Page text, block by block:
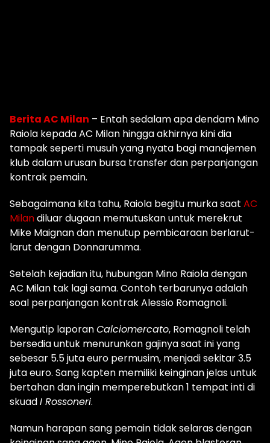
Berita AC Milan – Entah sedalam apa dendam Mino
Raiola kepada AC Milan hingga akhirnya kini dia
tampak seperti musuh yang nyata bagi manajemen
klub dalam urusan bursa transfer dan perpanjangan
kontrak pemain.
Sebagaimana kita tahu, Raiola begitu murka saat AC
Milandiluar dugaan memutuskan untuk merekrut
Mike Maignan dan menutup pembicaraan berlarut-
larut dengan Donnarumma.
Setelah kejadian itu, hubungan Mino Raiola dengan
AC Milan tak lagi sama. Contoh terbarunya adalah
soal perpanjangan kontrak Alessio Romagnoli.
Mengutip laporanCalciomercato, Romagnoli telah
bersedia untuk menurunkan gajinya saat ini yang
sebesar 5.5 juta euro permusim, menjadi sekitar 3.5
juta euro. Sang kapten memiliki keinginan jelas untuk
bertahan dan ingin memperebutkan 1 tempat inti di
skuadI Rossoneri.
Namun harapan sang pemain tidak selaras dengan